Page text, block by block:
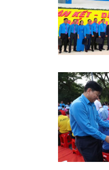
ĐB ĐHCĐVN
TCN